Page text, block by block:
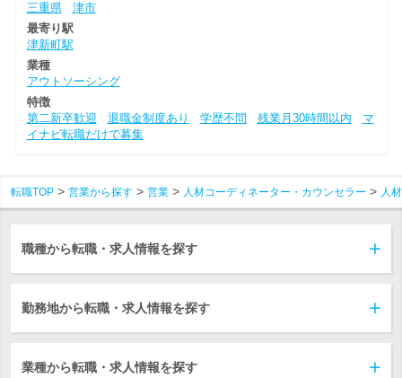
三重県
津市
最寄り駅
津新町駅
業種
アウトソーシング
特徴
第二新卒歓迎
退職金制度あり 学歴不問 残業月30時間以内
マ
イナビ転職だけで募集
転職TOP 営業から探す 営業 人材コーディネーター・カウンセラー 人
職種から転職・求人情報を探す
勤務地から転職・求人情報を探す
業種から転職・求人情報を探す